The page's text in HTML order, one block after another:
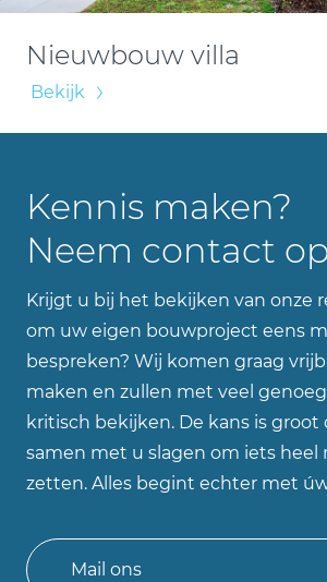
Nieuwbouw villa
Bekijk
Kennis maken?
Neem contact
Krijgt u bij het bekijken van onze
om uw eigen bouwproject eens
bespreken? Wij komen graag
maken en zullen met veel
kritisch bekijken. De kans is groot
samen met u slagen om iets heel
zetten. Alles begint echter met
Mail ons